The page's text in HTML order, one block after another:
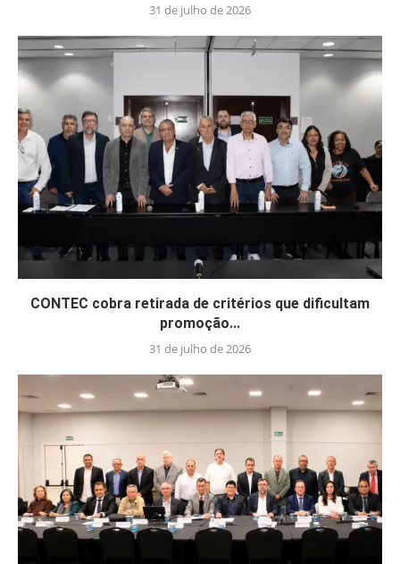
31 de julho de 2026
CONTEC cobra retirada de critérios que dificultam
promoção...
31 de julho de 2026